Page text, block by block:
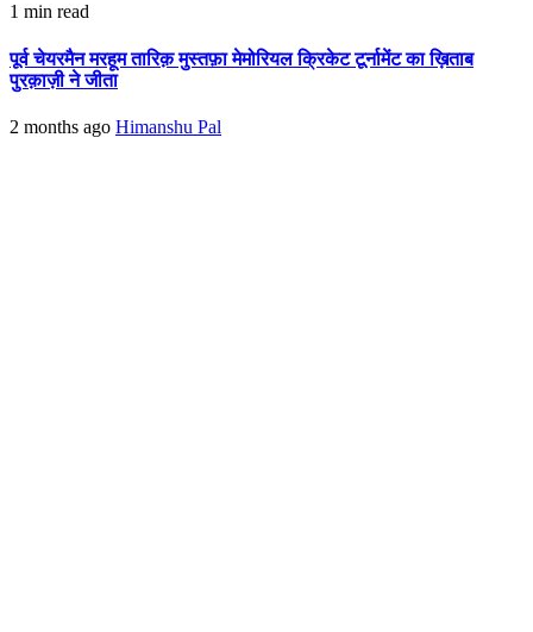
1 min read
पूर्व चेयरमैन मरहूम तारिक़ मुस्तफ़ा मेमोरियल क्रिकेट टूर्नामेंट का ख़िताब
पुरक़ाज़ी ने जीता
2 months ago Himanshu Pal